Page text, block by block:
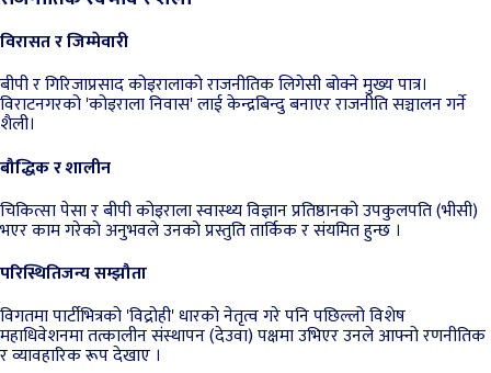
विरासत र जिम्मेवारी
बीपी र गिरिजाप्रसाद कोइरालाको राजनीतिक लिगेसी बोक्ने मुख्य पात्र।
विराटनगरको 'कोइराला निवास' लाई केन्द्रबिन्दु बनाएर राजनीति सञ्चालन गर्ने
शैली।
बौद्धिक र शालीन
चिकित्सा पेसा र बीपी कोइराला स्वास्थ्य विज्ञान प्रतिष्ठानको उपकुलपति (भीसी)
भएर काम गरेको अनुभवले उनको प्रस्तुति तार्किक र संयमित हुन्छ ।
परिस्थितिजन्य सम्झौता
विगतमा पार्टीभित्रको 'विद्रोही' धारको नेतृत्व गरे पनि पछिल्लो विशेष
महाधिवेशनमा तत्कालीन संस्थापन (देउवा) पक्षमा उभिएर उनले आफ्नो रणनीतिक
र व्यावहारिक रूप देखाए ।